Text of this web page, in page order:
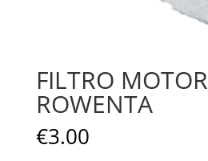
FILTRO MOTOR
ROWENTA
€3.00